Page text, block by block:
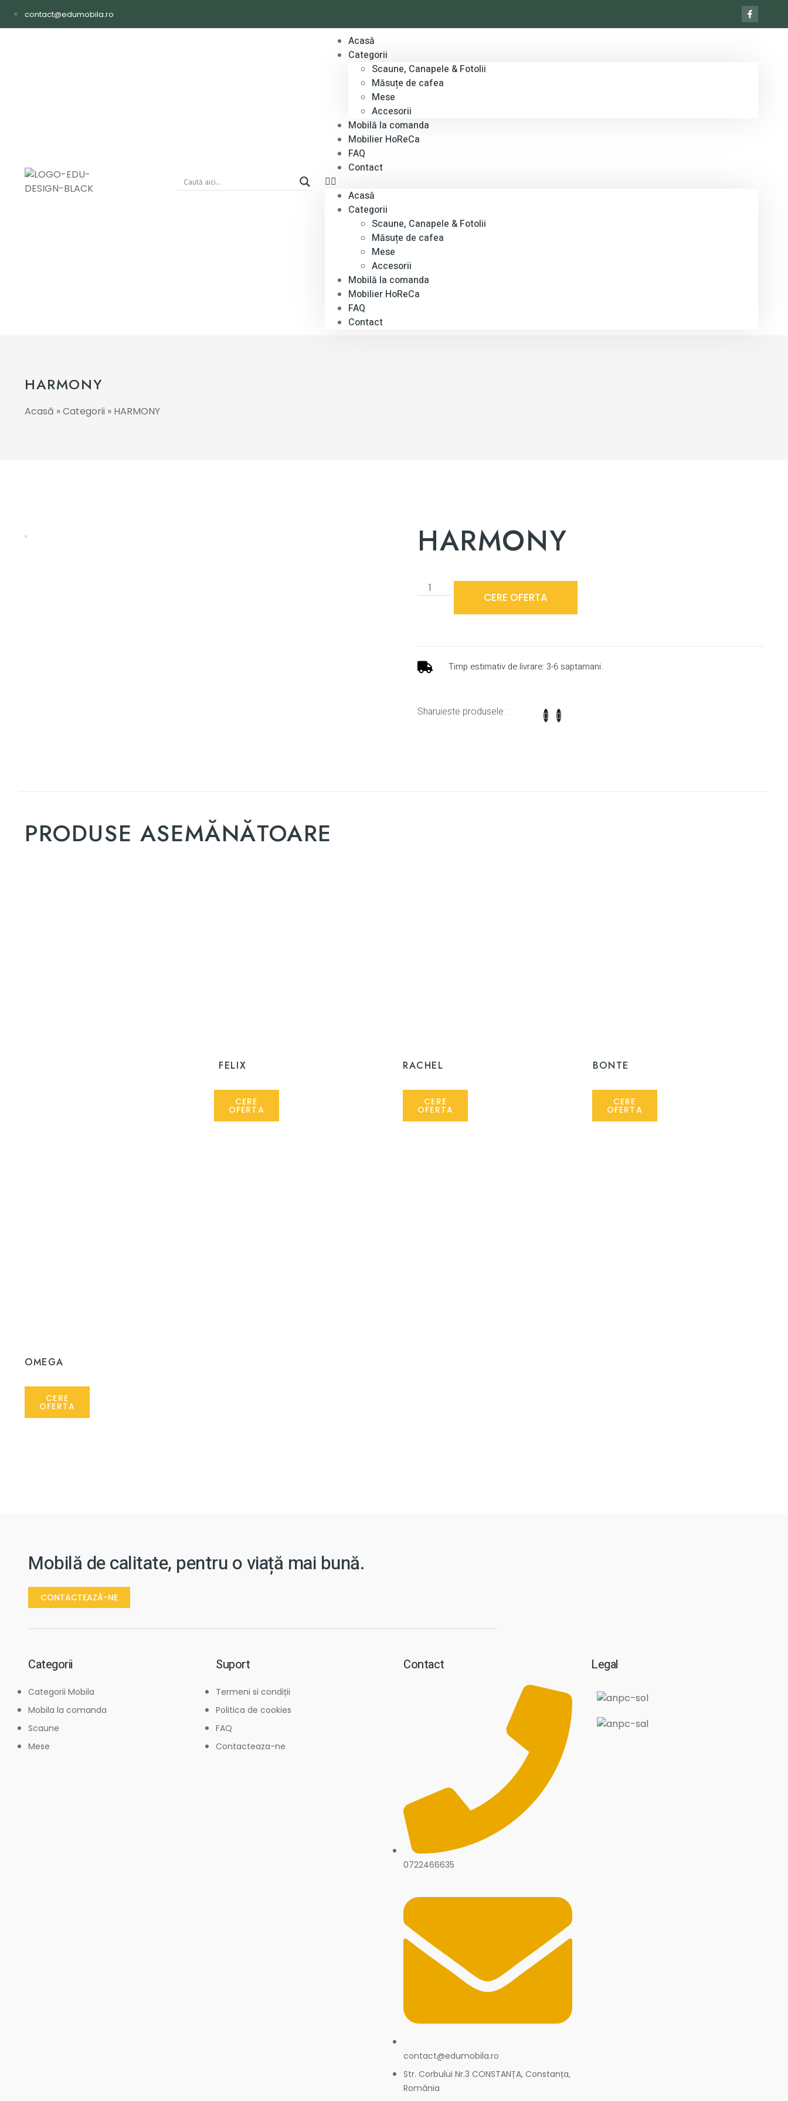
contact@edumobila.ro
Acasă
Categorii
Scaune, Canapele & Fotolii
Măsuțe de cafea
Mese
Accesorii
Mobilă la comanda
Mobilier HoReCa
FAQ
Contact
Acasă
Categorii
Scaune, Canapele & Fotolii
Măsuțe de cafea
Mese
Accesorii
Mobilă la comanda
Mobilier HoReCa
FAQ
Contact
HARMONY
Acasă »Categorii » HARMONY
HARMONY
CERE OFERTA
Timp estimativ de livrare: 3-6 saptamani.
Sharuieste produsele :
PRODUSE ASEMĂNĂTOARE
FELIX
CERE
OFERTA
RACHEL
CERE
OFERTA
BONTE
CERE
OFERTA
OMEGA
CERE
OFERTA
Mobilă de calitate, pentru o viață mai bună.
CONTACTEAZĂ-NE
Categorii
Categorii Mobila
Mobila la comanda
Scaune
Mese
Suport
Termeni si condiții
Politica de cookies
FAQ
Contacteaza-ne
Contact
0722466635
contact@edumobila.ro
Str. Corbului Nr.3 CONSTANȚA, Constanța,
România
Legal